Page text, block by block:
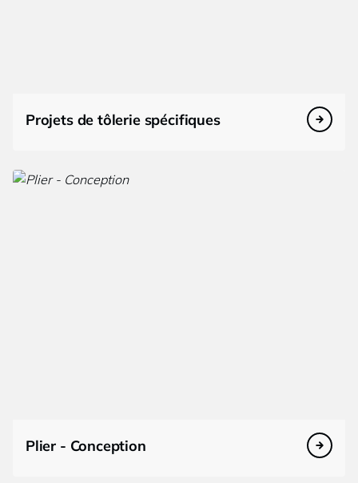
Projets de tôlerie spécifiques
Plier - Conception